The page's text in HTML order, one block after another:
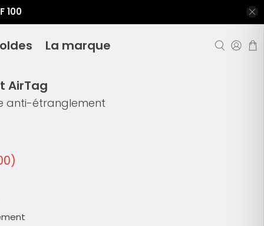
100
La marque
AirTag
anti-étranglement
)